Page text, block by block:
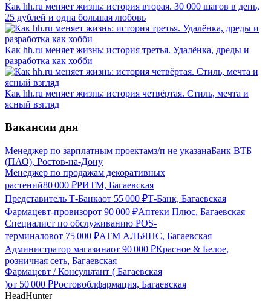
Как hh.ru меняет жизнь: история вторая. 30 000 шагов в день,
25 дублей и одна большая любовь
Как hh.ru меняет жизнь: история третья. Удалёнка, дреды и
разработка как хобби
Как hh.ru меняет жизнь: история четвёртая. Стиль, мечта и
ясный взгляд
Вакансии дня
Менеджер по зарплатным проектамз/п не указанаБанк ВТБ
(ПАО), Ростов-на-Дону
Менеджер по продажам декоративных
растений80 000 ₽РИТМ, Багаевская
Представитель Т-Банкаот 55 000 ₽Т-Банк, Багаевская
Фармацевт-провизорот 90 000 ₽Аптеки Плюс, Багаевская
Специалист по обслуживанию POS-
терминаловот 75 000 ₽АТМ АЛЬЯНС, Багаевская
Администратор магазинаот 90 000 ₽Красное & Белое,
розничная сеть, Багаевская
Фармацевт / Консультант ( Багаевская
)от 50 000 ₽Ростовоблфармация, Багаевская
HeadHunter